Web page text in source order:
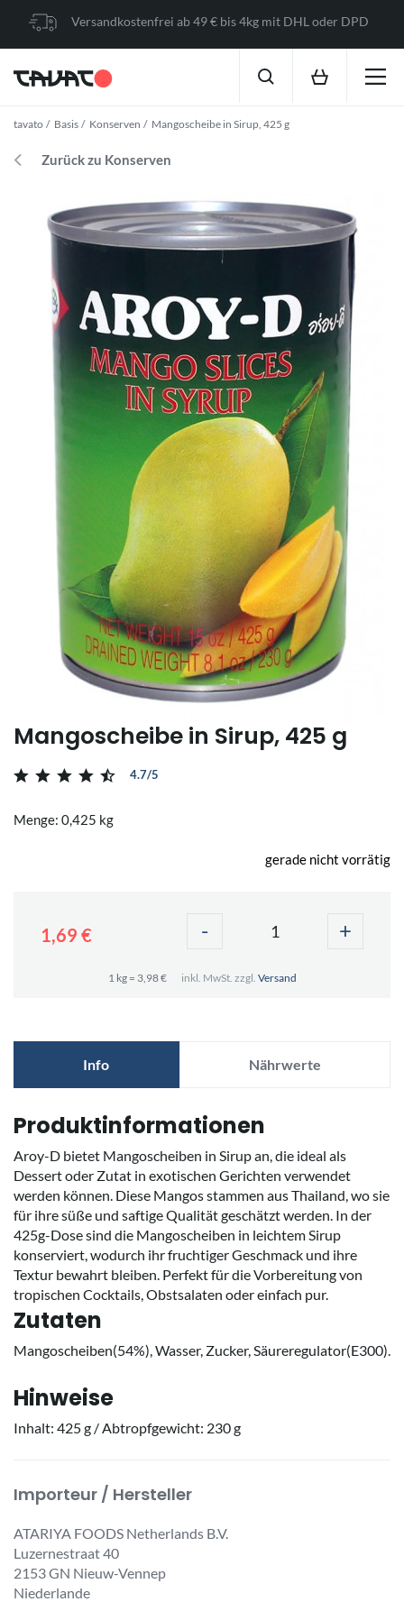
Versandkostenfrei ab 49 € bis 4kg mit DHL oder DPD
tavato Basis Konserven Mangoscheibe in Sirup, 425 g
Zurück zu Konserven
Mangoscheibe in Sirup, 425 g
4.7/5
Menge: 0,425 kg
gerade nicht vorrätig
1,69 € - +
1 kg = 3,98 € inkl. MwSt. zzgl. Versand
Info Nährwerte
Produktinformationen
Aroy-D bietet Mangoscheiben in Sirup an, die ideal als
Dessert oder Zutat in exotischen Gerichten verwendet
werden können. Diese Mangos stammen aus Thailand, wo sie
für ihre süße und saftige Qualität geschätzt werden. In der
425g-Dose sind die Mangoscheiben in leichtem Sirup
konserviert, wodurch ihr fruchtiger Geschmack und ihre
Textur bewahrt bleiben. Perfekt für die Vorbereitung von
tropischen Cocktails, Obstsalaten oder einfach pur.
Zutaten
Mangoscheiben(54%), Wasser, Zucker, Säureregulator(E300).
Hinweise
Inhalt: 425 g / Abtropfgewicht: 230 g
Importeur / Hersteller
ATARIYA FOODS Netherlands B.V.
Luzernestraat 40
2153 GN Nieuw-Vennep
Niederlande